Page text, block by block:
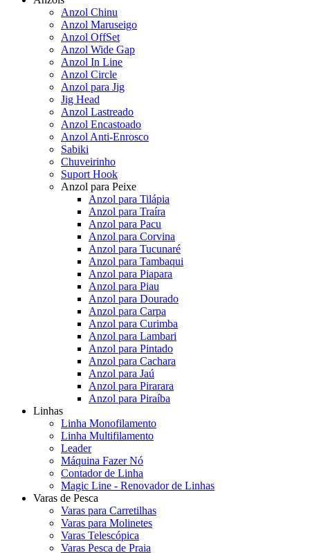
Anzol Chinu
Anzol Maruseigo
Anzol OffSet
Anzol Wide Gap
Anzol In Line
Anzol Circle
Anzol para Jig
Jig Head
Anzol Lastreado
Anzol Encastoado
Anzol Anti-Enrosco
Sabiki
Chuveirinho
Suport Hook
Anzol para Peixe
Anzol para Tilápia
Anzol para Traíra
Anzol para Pacu
Anzol para Corvina
Anzol para Tucunaré
Anzol para Tambaqui
Anzol para Piapara
Anzol para Piau
Anzol para Dourado
Anzol para Carpa
Anzol para Curimba
Anzol para Lambari
Anzol para Pintado
Anzol para Cachara
Anzol para Jaú
Anzol para Pirarara
Anzol para Piraíba
Linhas
Linha Monofilamento
Linha Multifilamento
Leader
Máquina Fazer Nó
Contador de Linha
Magic Line - Renovador de Linhas
Varas de Pesca
Varas para Carretilhas
Varas para Molinetes
Varas Telescópica
Varas Pesca de Praia